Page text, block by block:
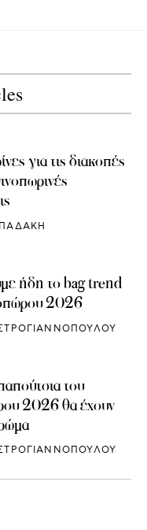
για τις διακοπές
ήδη το bag trend
2026
του
2026 θα έχουν